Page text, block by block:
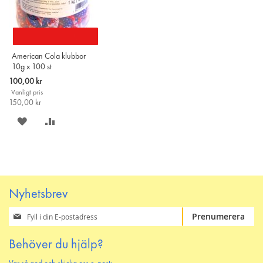
American Cola klubbor
10g x 100 st
Special
Price
100,00 kr
Vanligt pris
150,00 kr
SPARA
Nyhetsbrev
Prenumerera
på
nyhetsbrev
Prenumerera
Behöver du hjälp?